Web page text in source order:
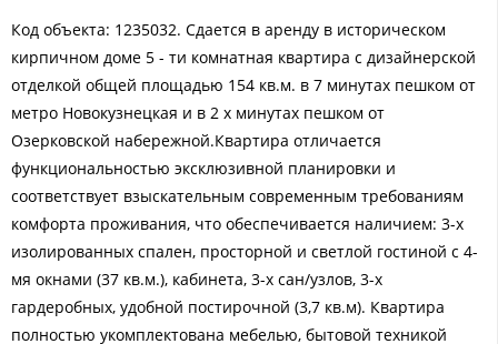
Код объекта: 1235032. Cдается в аренду в историческом
кирпичном доме 5 - ти комнатная квартира с дизайнерской
отделкой общей площадью 154 кв.м. в 7 минутах пешком от
метро Новокузнецкая и в 2 х минутах пешком от
Озерковской набережной.Квартира отличается
функциональностью эксклюзивной планировки и
соответствует взыскательным современным требованиям
комфорта проживания, что обеспечивается наличием: 3-х
изолированных спален, просторной и светлой гостиной с 4-
мя окнами (37 кв.м.), кабинета, 3-х cан/узлов, 3-х
гардеробных, удобной постирочной (3,7 кв.м). Квартира
полностью укомплектована мебелью, бытовой техникой